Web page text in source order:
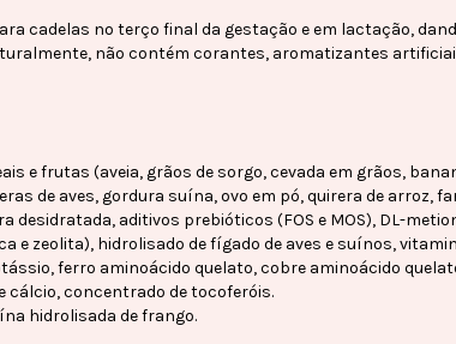
cadelas no terço final da gestação e em lactação,
não contém corantes, aromatizantes
e frutas (aveia, grãos de sorgo, cevada em grãos,
de aves, gordura suína, ovo em pó, quirera de arroz,
desidratada, aditivos prebióticos (FOS e MOS), DL-
zeolita), hidrolisado de fígado de aves e suínos,
ferro aminoácido quelato, cobre aminoácido
cálcio, concentrado de tocoferóis.
hidrolisada de frango.